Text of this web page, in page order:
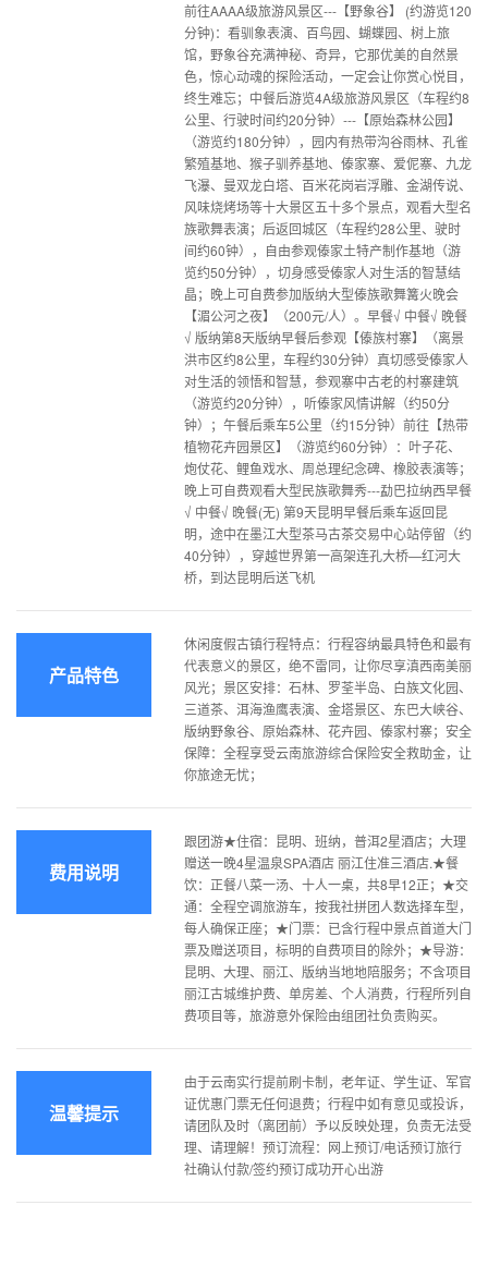
前往AAAA级旅游风景区---【野象谷】 (约游览120
分钟)：看驯象表演、百鸟园、蝴蝶园、树上旅
馆，野象谷充满神秘、奇异，它那优美的自然景
色，惊心动魂的探险活动，一定会让你赏心悦目，
终生难忘；中餐后游览4A级旅游风景区（车程约8
公里、行驶时间约20分钟）---【原始森林公园】
（游览约180分钟），园内有热带沟谷雨林、孔雀
繁殖基地、猴子驯养基地、傣家寨、爱伲寨、九龙
飞瀑、曼双龙白塔、百米花岗岩浮雕、金湖传说、
风味烧烤场等十大景区五十多个景点，观看大型名
族歌舞表演；后返回城区（车程约28公里、驶时
间约60钟），自由参观傣家土特产制作基地（游
览约50分钟），切身感受傣家人对生活的智慧结
晶；晚上可自费参加版纳大型傣族歌舞篝火晚会
【湄公河之夜】（200元/人）。早餐√ 中餐√ 晚餐
√ 版纳第8天版纳早餐后参观【傣族村寨】（离景
洪市区约8公里，车程约30分钟）真切感受傣家人
对生活的领悟和智慧，参观寨中古老的村寨建筑
（游览约20分钟），听傣家风情讲解（约50分
钟）；午餐后乘车5公里（约15分钟）前往【热带
植物花卉园景区】（游览约60分钟）：叶子花、
炮仗花、鲤鱼戏水、周总理纪念碑、橡胶表演等；
晚上可自费观看大型民族歌舞秀---勐巴拉纳西早餐
√ 中餐√ 晚餐(无) 第9天昆明早餐后乘车返回昆
明，途中在墨江大型茶马古茶交易中心站停留（约
40分钟），穿越世界第一高架连孔大桥—红河大
桥，到达昆明后送飞机
产品特色
休闲度假古镇行程特点：行程容纳最具特色和最有
代表意义的景区，绝不雷同，让你尽享滇西南美丽
风光；景区安排：石林、罗荃半岛、白族文化园、
三道茶、洱海渔鹰表演、金塔景区、东巴大峡谷、
版纳野象谷、原始森林、花卉园、傣家村寨；安全
保障：全程享受云南旅游综合保险安全救助金，让
你旅途无忧；
费用说明
跟团游★住宿：昆明、班纳，普洱2星酒店；大理
赠送一晚4星温泉SPA酒店 丽江住准三酒店.★餐
饮：正餐八菜一汤、十人一桌，共8早12正；★交
通：全程空调旅游车，按我社拼团人数选择车型，
每人确保正座；★门票：已含行程中景点首道大门
票及赠送项目，标明的自费项目的除外；★导游：
昆明、大理、丽江、版纳当地地陪服务；不含项目
丽江古城维护费、单房差、个人消费，行程所列自
费项目等，旅游意外保险由组团社负责购买。
温馨提示
由于云南实行提前刷卡制，老年证、学生证、军官
证优惠门票无任何退费；行程中如有意见或投诉，
请团队及时（离团前）予以反映处理，负责无法受
理、请理解！预订流程：网上预订/电话预订旅行
社确认付款/签约预订成功开心出游